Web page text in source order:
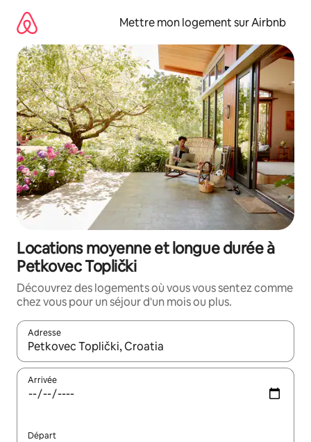
directement
contenu
Mettre mon logement sur Airbnb
Locations moyenne et longue durée à
Petkovec Toplički
Découvrez des logements où vous vous sentez comme
chez vous pour un séjour d'un mois ou plus.
Adresse
Lorsque les résultats s'affichent, utilisez les flèches vers le
Arrivée
Départ